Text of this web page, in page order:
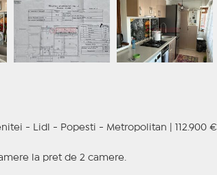
- Lidl - Popesti - Metropolitan | 112.900 €
la pret de 2 camere.